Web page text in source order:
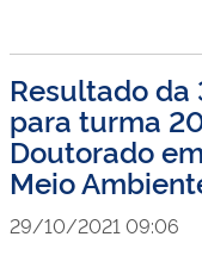
Resultado da
para turma
Doutorado
Meio
29/10/2021 09:06